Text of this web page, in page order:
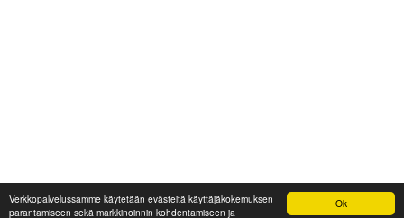
Ok
Verkkopalvelussamme käytetään evästeitä käyttäjäkokemuksen
parantamiseen sekä markkinoinnin kohdentamiseen ja